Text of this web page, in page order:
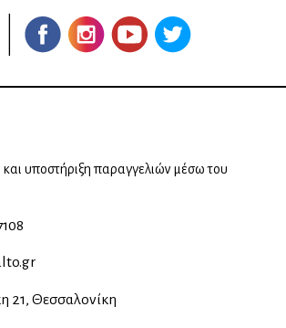
και υποστήριξη παραγγελιών μέσω του
21, Θεσσαλονίκη